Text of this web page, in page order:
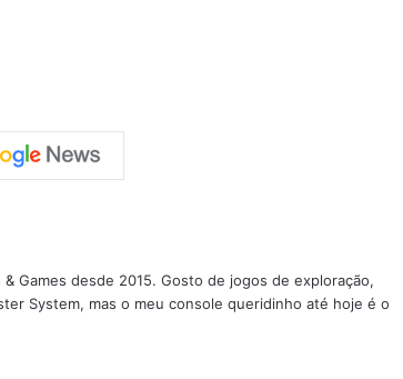
Games desde 2015. Gosto de jogos de exploração,
System, mas o meu console queridinho até hoje é o